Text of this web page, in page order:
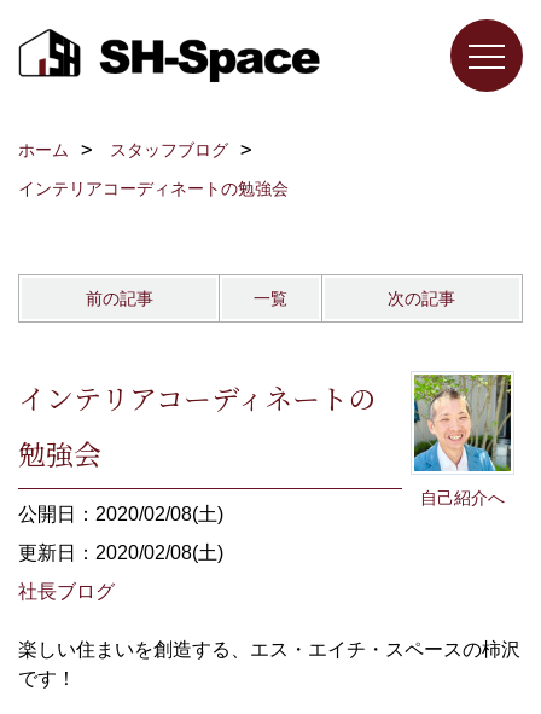
ホーム
スタッフブログ
インテリアコーディネートの勉強会
前の記事 一覧 次の記事
自己紹介へ
インテリアコーディネートの
勉強会
公開日：2020/02/08(土)
更新日：2020/02/08(土)
社長ブログ
楽しい住まいを創造する、エス・エイチ・スペースの柿沢
です！